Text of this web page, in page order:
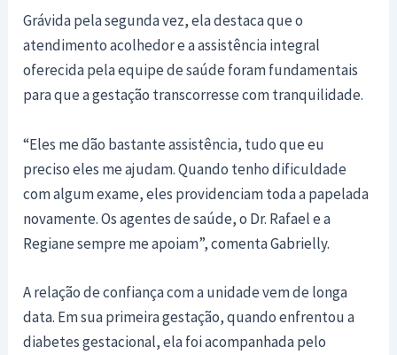
Grávida pela segunda vez, ela destaca que o
atendimento acolhedor e a assistência integral
oferecida pela equipe de saúde foram fundamentais
para que a gestação transcorresse com tranquilidade.
“Eles me dão bastante assistência, tudo que eu
preciso eles me ajudam. Quando tenho dificuldade
com algum exame, eles providenciam toda a papelada
novamente. Os agentes de saúde, o Dr. Rafael e a
Regiane sempre me apoiam”, comenta Gabrielly.
A relação de confiança com a unidade vem de longa
data. Em sua primeira gestação, quando enfrentou a
diabetes gestacional, ela foi acompanhada pelo